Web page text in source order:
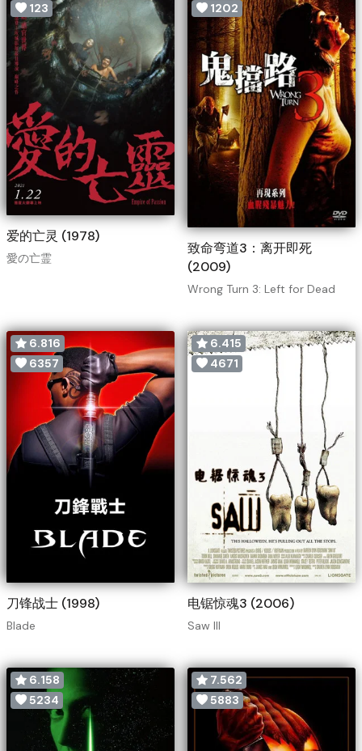
123
爱的亡灵 (1978)
愛の亡霊
1202
致命弯道3：离开即死
(2009)
Wrong Turn 3: Left for Dead
6.816
6357
刀锋战士 (1998)
Blade
6.415
4671
电锯惊魂3 (2006)
Saw III
6.158
5234
7.562
5883